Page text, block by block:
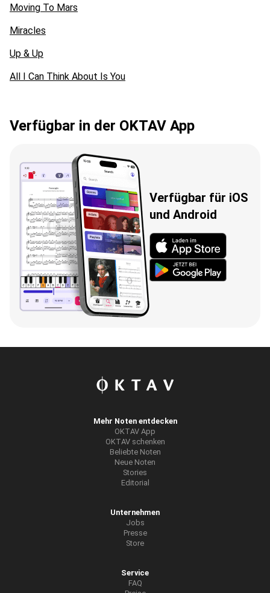
Moving To Mars
Miracles
Up & Up
All I Can Think About Is You
Verfügbar in der OKTAV App
Verfügbar für iOS
und Android
Mehr Noten entdecken
OKTAV App
OKTAV schenken
Beliebte Noten
Neue Noten
Stories
Editorial
Unternehmen
Jobs
Presse
Store
Service
FAQ